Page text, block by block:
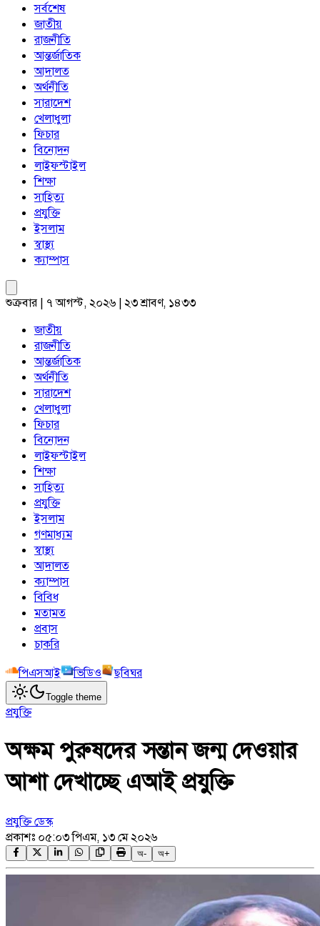
সর্বশেষ
জাতীয়
রাজনীতি
আন্তর্জাতিক
আদালত
অর্থনীতি
সারাদেশ
খেলাধুলা
ফিচার
বিনোদন
লাইফস্টাইল
শিক্ষা
সাহিত্য
প্রযুক্তি
ইসলাম
স্বাস্থ্য
ক্যাম্পাস
শুক্রবার | ৭ আগস্ট, ২০২৬ | ২৩ শ্রাবণ, ১৪৩৩
জাতীয়
রাজনীতি
আন্তর্জাতিক
অর্থনীতি
সারাদেশ
খেলাধুলা
ফিচার
বিনোদন
লাইফস্টাইল
শিক্ষা
সাহিত্য
প্রযুক্তি
ইসলাম
গণমাধ্যম
স্বাস্থ্য
আদালত
ক্যাম্পাস
বিবিধ
মতামত
প্রবাস
চাকরি
পিএসআই
ভিডিও ছবিঘর
Toggle theme
প্রযুক্তি
অক্ষম পুরুষদের সন্তান জন্ম দেওয়ার
আশা দেখাচ্ছে এআই প্রযুক্তি
প্রযুক্তি ডেস্ক
প্রকাশঃ ০৫:০৩ পিএম, ১৩ মে ২০২৬
অ- অ+